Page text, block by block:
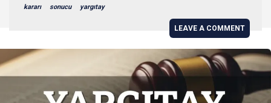
kararı sonucu yargıtay
LEAVE A COMMENT